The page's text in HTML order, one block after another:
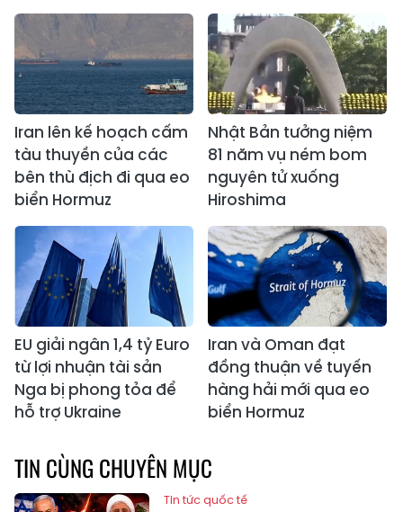
Iran lên kế hoạch cấm
tàu thuyền của các
bên thù địch đi qua eo
biển Hormuz
Nhật Bản tưởng niệm
81 năm vụ ném bom
nguyên tử xuống
Hiroshima
EU giải ngân 1,4 tỷ Euro
từ lợi nhuận tài sản
Nga bị phong tỏa để
hỗ trợ Ukraine
Iran và Oman đạt
đồng thuận về tuyến
hàng hải mới qua eo
biển Hormuz
TIN CÙNG CHUYÊN MỤC
Tin tức quốc tế